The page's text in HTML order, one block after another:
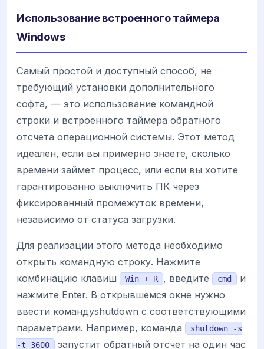
Использование встроенного таймера
Windows
Самый простой и доступный способ, не
требующий установки дополнительного
софта, — это использование командной
строки и встроенного таймера обратного
отсчета операционной системы. Этот метод
идеален, если вы примерно знаете, сколько
времени займет процесс, или если вы хотите
гарантированно выключить ПК через
фиксированный промежуток времени,
независимо от статуса загрузки.
Для реализации этого метода необходимо
открыть командную строку. Нажмите
комбинацию клавиш
Win + R , введите cmd
и
нажмите Enter. В открывшемся окне нужно
ввести командуshutdown с соответствующими
параметрами. Например, команда
shutdown -s
-t 3600
запустит обратный отсчет на один час